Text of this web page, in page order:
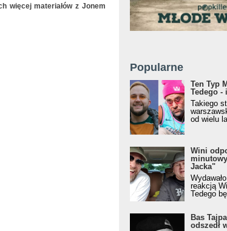
więcej materiałów z Jonem
Popularne
Ten Typ
Tedego -
Takiego
od wielu
Wini
Jacka"
reakcją
Tedego
Bas
odszedł